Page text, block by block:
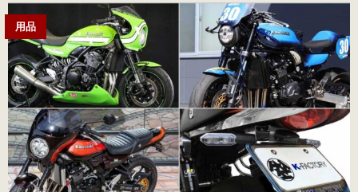
用品